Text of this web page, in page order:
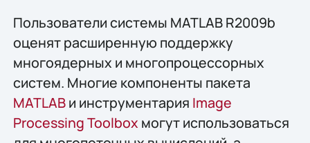
Пользователи системы MATLAB R2009b
оценят расширенную поддержку
многоядерных и многопроцессорных
систем. Многие компоненты пакета
MATLABи инструментария Image
Processing Toolbox могут использоваться